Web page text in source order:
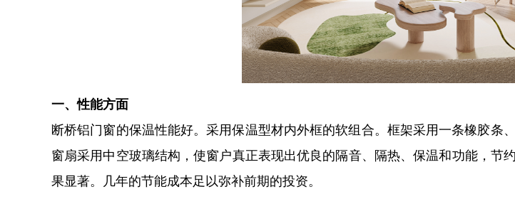
一、性能方面
断桥铝门窗的保温性能好。采用保温型材内外框的软组合。框架采用一条橡胶
窗扇采用中空玻璃结构，使窗户真正表现出优良的隔音、隔热、保温和功能，节
果显著。几年的节能成本足以弥补前期的投资。